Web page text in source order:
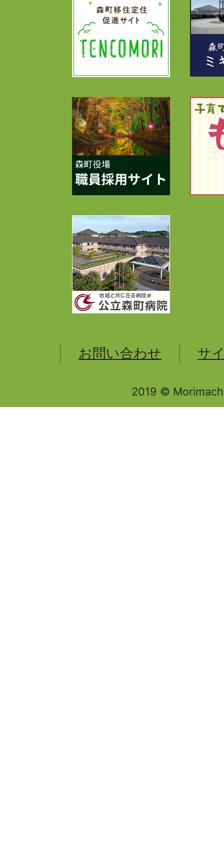
お問い合わせ サ
2019 ©